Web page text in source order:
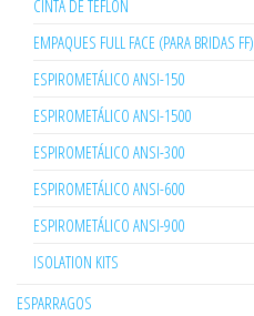
CINTA DE TEFLÓN
EMPAQUES FULL FACE (PARA BRIDAS FF)
ESPIROMETÁLICO ANSI-150
ESPIROMETÁLICO ANSI-1500
ESPIROMETÁLICO ANSI-300
ESPIROMETÁLICO ANSI-600
ESPIROMETÁLICO ANSI-900
ISOLATION KITS
ESPARRAGOS